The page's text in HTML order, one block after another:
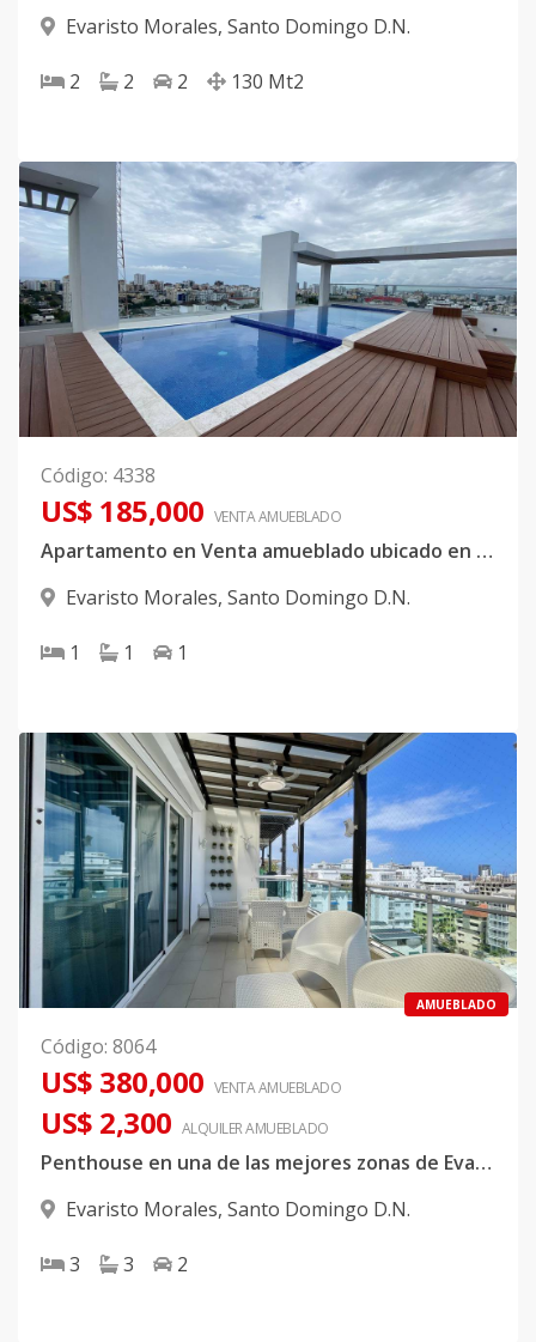
Evaristo Morales, Santo Domingo D.N.
2 2 2 130 Mt2
Código: 4338
US$ 185,000 VENTA AMUEBLADO
Apartamento en Venta amueblado ubicado en Evaristo Morales
Evaristo Morales, Santo Domingo D.N.
1 1 1
AMUEBLADO
Código: 8064
US$ 380,000 VENTA AMUEBLADO
US$ 2,300 ALQUILERAMUEBLADO
Penthouse en una de las mejores zonas de Evaristo Morales
Evaristo Morales, Santo Domingo D.N.
3 3 2